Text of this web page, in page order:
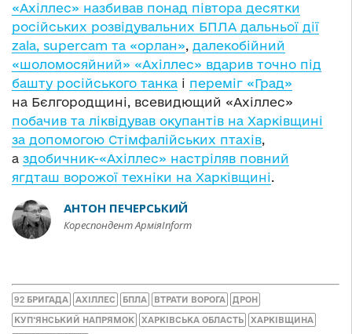
«Ахіллес» назбивав понад півтора десятки
російських розвідувальних БПЛА дальньої дії
zala, supercam та «орлан», далекобійний
«шоломосяйний» «Ахіллес» вдарив точно під
башту російського танка і переміг «Град»
на Бєлгородщині, всевидющий «Ахіллес»
побачив та ліквідував окупантів на Харківщині
за допомогою Стімфалійських птахів,
а здобичник-«Ахіллес» настріляв повний
ягдташ ворожої техніки на Харківщині.
АНТОН ПЕЧЕРСЬКИЙ
Кореспондент АрміяInform
92 БРИГАДА АХІЛЛЕС БПЛА ВТРАТИ ВОРОГА ДРОН
КУП‘ЯНСЬКИЙ НАПРЯМОК ХАРКІВСЬКА ОБЛАСТЬ ХАРКІВЩИНА